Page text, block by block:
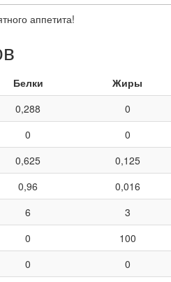
аппетита!
Белки Жиры
0,288 0
0 0
0,625 0,125
0,96 0,016
6 3
0 100
0 0